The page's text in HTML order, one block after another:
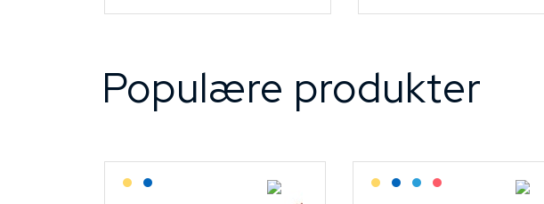
Populære produkter
Lagerført: Grossist
Lagerført: NEK Kabel Lagerført: Grossist
Lagerført: NEK Kabel
Bestilling: 2-3 uker
På forespørsel